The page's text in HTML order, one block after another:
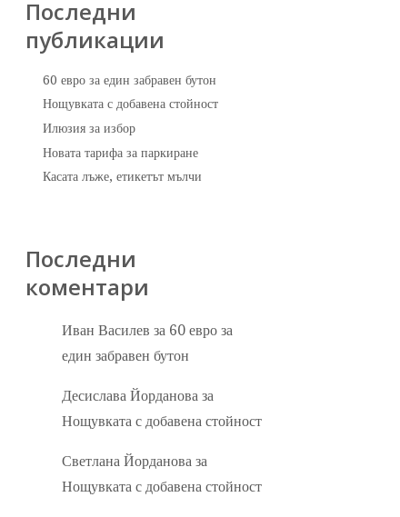
Последни
публикации
60 евро за един забравен бутон
Нощувката с добавена стойност
Илюзия за избор
Новата тарифа за паркиране
Касата лъже, етикетът мълчи
Последни
коментари
Иван Василев за 60 евро за
един забравен бутон
Десислава Йорданова за
Нощувката с добавена стойност
Светлана Йорданова за
Нощувката с добавена стойност